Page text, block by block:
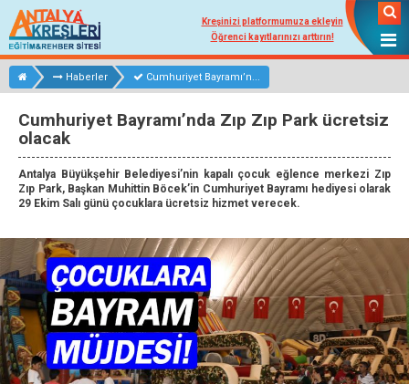
Kreşinizi platformumuza ekleyin
Öğrenci kayıtlarınızı arttırın!
Haberler Cumhuriyet Bayramı’n...
Cumhuriyet Bayramı’nda Zıp Zıp Park ücretsiz
olacak
Antalya Büyükşehir Belediyesi’nin kapalı çocuk eğlence merkezi Zıp
Zıp Park, Başkan Muhittin Böcek’in Cumhuriyet Bayramı hediyesi olarak
29 Ekim Salı günü çocuklara ücretsiz hizmet verecek.